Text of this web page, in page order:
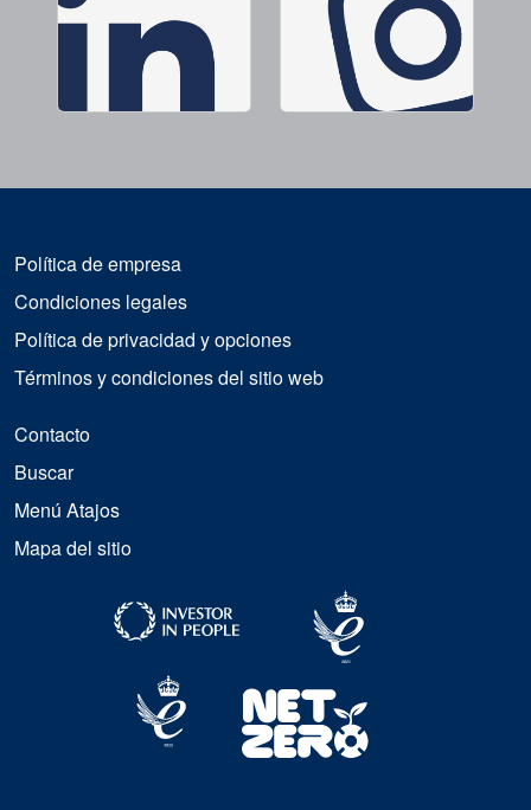
Política de empresa
Condiciones legales
Política de privacidad y opciones
Términos y condiciones del sitio web
Contacto
Buscar
Menú Atajos
Mapa del sitio